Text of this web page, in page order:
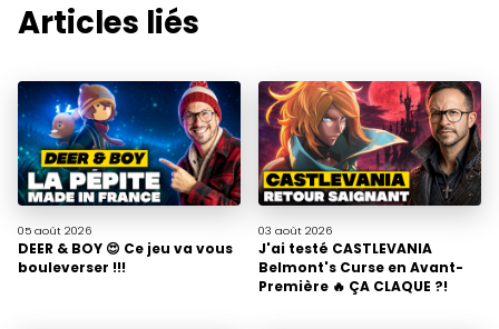
Articles liés
05 août 2026
DEER & BOY 😍 Ce jeu va vous
bouleverser !!!
03 août 2026
J'ai testé CASTLEVANIA
Belmont's Curse en Avant-
Première 🔥 ÇA CLAQUE ?!